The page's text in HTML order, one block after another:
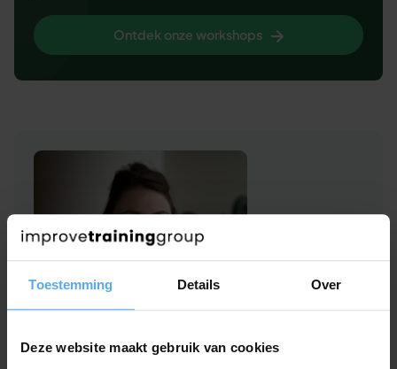
Toestemming Details Over
Deze website maakt gebruik van cookies
Ontdek onze workshops